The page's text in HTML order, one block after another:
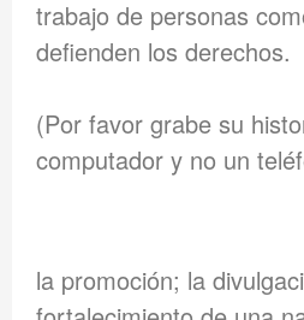
trabajo de personas
defienden los derechos.
(Por favor grabe su
computador y no un
la promoción; la